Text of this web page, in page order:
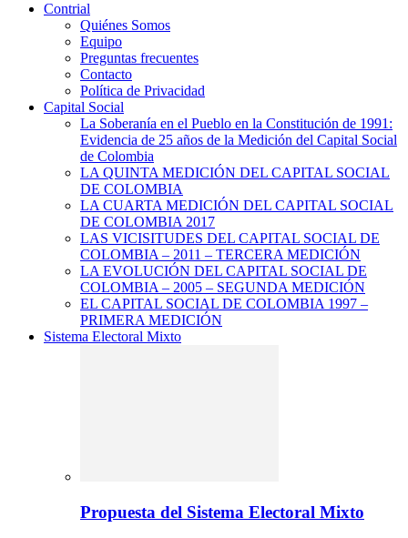
Contrial
Quiénes Somos
Equipo
Preguntas frecuentes
Contacto
Política de Privacidad
Capital Social
La Soberanía en el Pueblo en la Constitución de 1991:
Evidencia de 25 años de la Medición del Capital Social
de Colombia
LA QUINTA MEDICIÓN DEL CAPITAL SOCIAL
DE COLOMBIA
LA CUARTA MEDICIÓN DEL CAPITAL SOCIAL
DE COLOMBIA 2017
LAS VICISITUDES DEL CAPITAL SOCIAL DE
COLOMBIA – 2011 – TERCERA MEDICIÓN
LA EVOLUCIÓN DEL CAPITAL SOCIAL DE
COLOMBIA – 2005 – SEGUNDA MEDICIÓN
EL CAPITAL SOCIAL DE COLOMBIA 1997 –
PRIMERA MEDICIÓN
Sistema Electoral Mixto
Propuesta del Sistema Electoral Mixto